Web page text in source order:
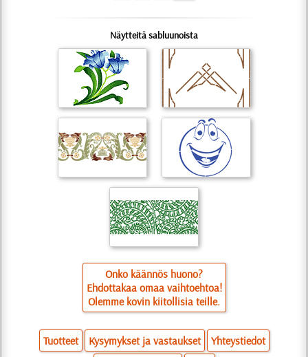
Näytteitä sabluunoista
Onko käännös huono?
Ehdottakaa omaa vaihtoehtoa!
Olemme kovin kiitollisia teille.
Tuotteet Kysymykset ja vastaukset Yhteystiedot